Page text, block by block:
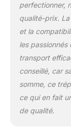
perfectionner,
qualité-prix.
et la
les
transport
conseillé, car
somme, ce
ce qui en fait
de qualité.